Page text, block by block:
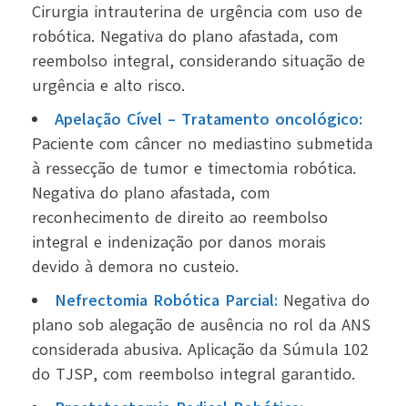
Cirurgia intrauterina de urgência com uso de
robótica. Negativa do plano afastada, com
reembolso integral, considerando situação de
urgência e alto risco.
Apelação Cível – Tratamento oncológico:
Paciente com câncer no mediastino submetida
à ressecção de tumor e timectomia robótica.
Negativa do plano afastada, com
reconhecimento de direito ao reembolso
integral e indenização por danos morais
devido à demora no custeio.
Nefrectomia Robótica Parcial: Negativa do
plano sob alegação de ausência no rol da ANS
considerada abusiva. Aplicação da Súmula 102
do TJSP, com reembolso integral garantido.